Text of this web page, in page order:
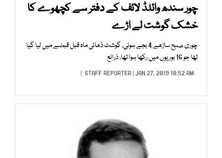
چور سندھ وائلڈ لائف کے دفتر سے کچھوے کا
خشک گوشت لے اڑے
چوری صبح ساڑھے 4 بجے ہوئی، گوشت ڈھائی ماہ قبل قبضے میں لیا گیا
تھا جو 16 بوریوں میں رکھا ہوا تھا، ذرائع
STAFF REPORTER| JAN 27, 2019 10:52 AM |